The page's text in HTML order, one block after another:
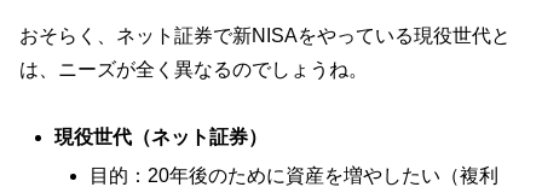
おそらく、ネット証券で新NISAをやっている現役世代と
は、ニーズが全く異なるのでしょうね。
現役世代（ネット証券）
目的：20年後のために資産を増やしたい（複利